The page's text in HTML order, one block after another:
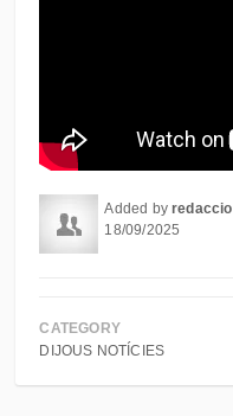
Added byredaccio
18/09/2025
CATEGORY
DIJOUS NOTÍCIES